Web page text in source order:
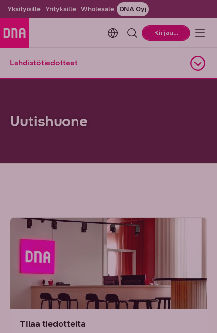
Yksityisille Yrityksille Wholesale DNA Oyj
Change language. Current
Kirjaudu
Lehdistötiedotteet
Uutishuone
Tilaa tiedotteita